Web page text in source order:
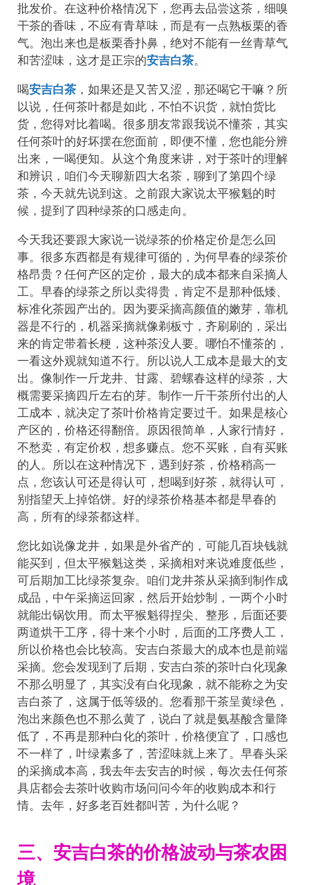
批发价。在这种价格情况下，您再去品尝这茶，细嗅
干茶的香味，不应有青草味，而是有一点熟板栗的香
气。泡出来也是板栗香扑鼻，绝对不能有一丝青草气
和苦涩味，这才是正宗的安吉白茶。
喝安吉白茶 ，如果还是又苦又涩，那还喝它干嘛？所
以说，任何茶叶都是如此，不怕不识货，就怕货比
货，您得对比着喝。很多朋友常跟我说不懂茶，其实
任何茶叶的好坏摆在您面前，即便不懂，您也能分辨
出来，一喝便知。从这个角度来讲，对于茶叶的理解
和辨识，咱们今天聊新四大名茶，聊到了第四个绿
茶，今天就先说到这。之前跟大家说太平猴魁的时
候，提到了四种绿茶的口感走向。
今天我还要跟大家说一说绿茶的价格定价是怎么回
事。很多东西都是有规律可循的，为何早春的绿茶价
格昂贵？任何产区的定价，最大的成本都来自采摘人
工。早春的绿茶之所以卖得贵，肯定不是那种低矮、
标准化茶园产出的。因为要采摘高颜值的嫩芽，靠机
器是不行的，机器采摘就像剃板寸，齐刷刷的，采出
来的肯定带着长梗，这种茶没人要。哪怕不懂茶的，
一看这外观就知道不行。所以说人工成本是最大的支
出。像制作一斤龙井、甘露、碧螺春这样的绿茶，大
概需要采摘四斤左右的芽。制作一斤干茶所付出的人
工成本，就决定了茶叶价格肯定要过千。如果是核心
产区的，价格还得翻倍。原因很简单，人家行情好，
不愁卖，有定价权，想多赚点。您不买账，自有买账
的人。所以在这种情况下，遇到好茶，价格稍高一
点，您该认可还是得认可，想喝到好茶，就得认可，
别指望天上掉馅饼。好的绿茶价格基本都是早春的
高，所有的绿茶都这样。
您比如说像龙井，如果是外省产的，可能几百块钱就
能买到，但太平猴魁这类，采摘相对来说难度低些，
可后期加工比绿茶复杂。咱们龙井茶从采摘到制作成
成品，中午采摘运回家，然后开始炒制，一两个小时
就能出锅饮用。而太平猴魁得捏尖、整形，后面还要
两道烘干工序，得十来个小时，后面的工序费人工，
所以价格也会比较高。安吉白茶最大的成本也是前端
采摘。您会发现到了后期，安吉白茶的茶叶白化现象
不那么明显了，其实没有白化现象，就不能称之为安
吉白茶了，这属于低等级的。您看那干茶呈黄绿色，
泡出来颜色也不那么黄了，说白了就是氨基酸含量降
低了，不再是那种白化的茶叶，价格便宜了，口感也
不一样了，叶绿素多了，苦涩味就上来了。早春头采
的采摘成本高，我去年去安吉的时候，每次去任何茶
具店都会去茶叶收购市场问问今年的收购成本和行
情。去年，好多老百姓都叫苦，为什么呢？
三、安吉白茶的价格波动与茶农困
境